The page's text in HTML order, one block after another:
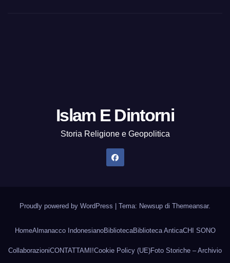
Islam E Dintorni
Storia Religione e Geopolitica
Proudly powered by WordPress Tema: Newsup di Themeansar.
HomeAlmanacco IndonesianoBibliotecaBiblioteca AnticaCHI SONO
CollaborazioniCONTATTAMI!Cookie Policy (UE)Foto Storiche – Archivio